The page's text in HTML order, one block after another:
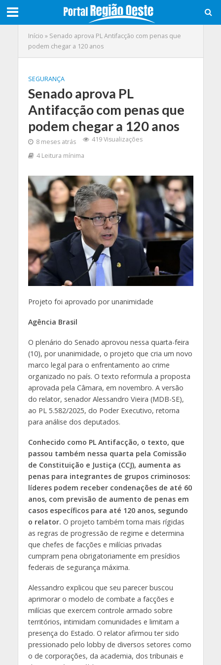
Início » Senado aprova PL Antifacção com penas que
podem chegar a 120 anos
SEGURANÇA
Senado aprova PL
Antifacção com penas que
podem chegar a 120 anos
8 meses atrás
419 Visualizações
4 Leitura mínima
Projeto foi aprovado por unanimidade
Agência Brasil
O plenário do Senado aprovou nessa quarta-feira
(10), por unanimidade, o projeto que cria um novo
marco legal para o enfrentamento ao crime
organizado no país. O texto reformula a proposta
aprovada pela Câmara, em novembro. A versão
do relator, senador Alessandro Vieira (MDB-SE),
ao PL 5.582/2025, do Poder Executivo, retorna
para análise dos deputados.
Conhecido como PL Antifacção, o texto, que
passou também nessa quarta pela Comissão
de Constituição e Justiça (CCJ), aumenta as
penas para integrantes de grupos criminosos:
líderes podem receber condenações de até 60
anos, com previsão de aumento de penas em
casos específicos para até 120 anos, segundo
o relator. O projeto também torna mais rígidas
as regras de progressão de regime e determina
que chefes de facções e milícias privadas
cumpram pena obrigatoriamente em presídios
federais de segurança máxima.
Alessandro explicou que seu parecer buscou
aprimorar o modelo de combate a facções e
milícias que exercem controle armado sobre
territórios, intimidam comunidades e limitam a
presença do Estado. O relator afirmou ter sido
pressionado pelo lobby de diversos setores como
o de corporações, da academia, dos tribunais e